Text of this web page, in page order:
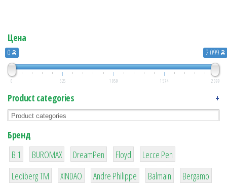
Цена
0 ₴ 2 099 ₴
0 525 1 050 1 574 2 099
Product categories +
Бренд
B 1
1
BUROMAX
1
DreamPen
2
Floyd
2
Lecce Pen
3
Lediberg ТМ
3
XINDAO
1
Andre Philippe
4
Balmain
26
Bergamo